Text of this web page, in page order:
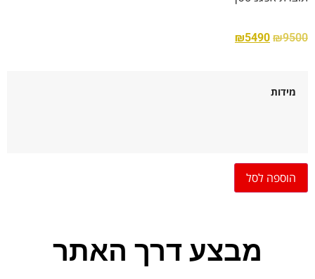
₪9500
₪5490
מידות
הוספה לסל
מבצע דרך האתר